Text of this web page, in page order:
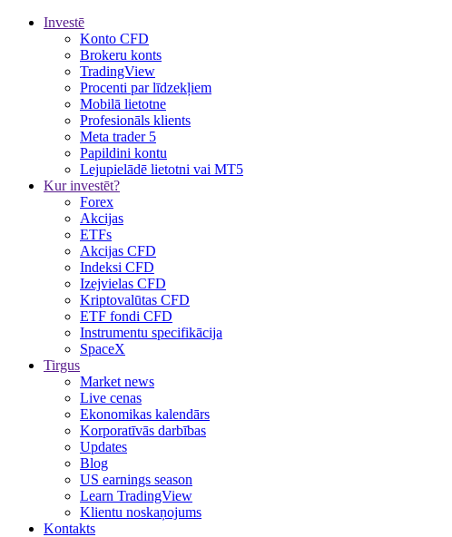
Investē
Konto CFD
Brokeru konts
TradingView
Procenti par līdzekļiem
Mobilā lietotne
Profesionāls klients
Meta trader 5
Papildini kontu
Lejupielādē lietotni vai MT5
Kur investēt?
Forex
Akcijas
ETFs
Akcijas CFD
Indeksi CFD
Izejvielas CFD
Kriptovalūtas CFD
ETF fondi CFD
Instrumentu specifikācija
SpaceX
Tirgus
Market news
Live cenas
Ekonomikas kalendārs
Korporatīvās darbības
Updates
Blog
US earnings season
Learn TradingView
Klientu noskaņojums
Kontakts